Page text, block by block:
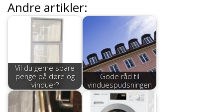
Andre artikler:
Vil du gerne spare
penge på døre og
vinduer?
Gode råd til
vinduespudsningen